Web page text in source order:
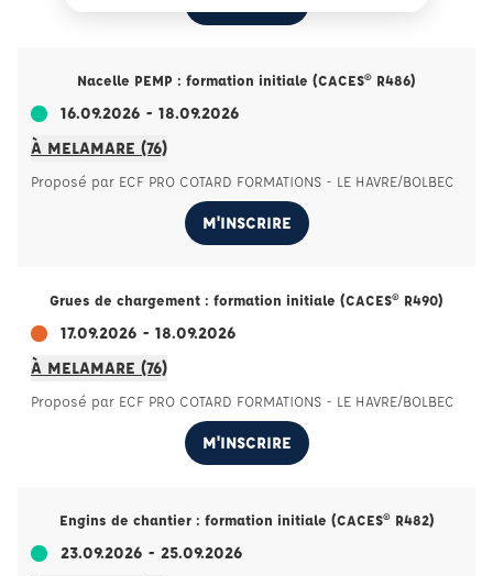
Nacelle PEMP : formation initiale (CACES® R486)
16.09.2026 - 18.09.2026
À MELAMARE (76)
Proposé par ECF PRO COTARD FORMATIONS - LE HAVRE/BOLBEC
M'INSCRIRE
Grues de chargement : formation initiale (CACES® R490)
17.09.2026 - 18.09.2026
À MELAMARE (76)
Proposé par ECF PRO COTARD FORMATIONS - LE HAVRE/BOLBEC
M'INSCRIRE
Engins de chantier : formation initiale (CACES® R482)
23.09.2026 - 25.09.2026